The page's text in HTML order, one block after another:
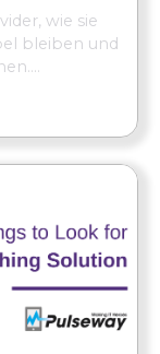
wie sie
bleiben und